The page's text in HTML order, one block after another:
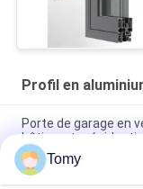
Profil en
Porte de garage en
bâtiments
Profil en aluminium
Tomy